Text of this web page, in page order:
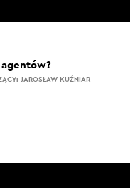
JAROSŁAW KUŹNIAR